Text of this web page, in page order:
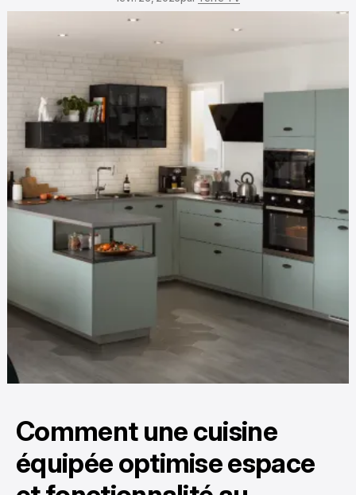
Comment une cuisine
équipée optimise espace